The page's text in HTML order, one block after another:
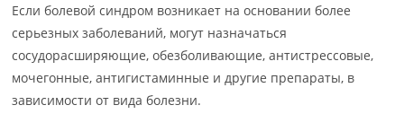
Если болевой синдром возникает на основании более
серьезных заболеваний, могут назначаться
сосудорасширяющие, обезболивающие, антистрессовые,
мочегонные, антигистаминные и другие препараты, в
зависимости от вида болезни.